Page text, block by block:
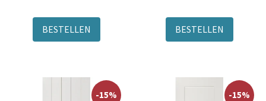
BESTELLEN BESTELLEN
-15% -15%